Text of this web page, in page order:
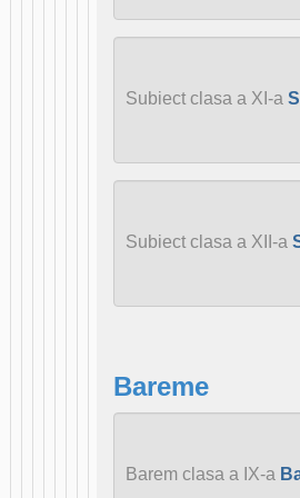
Subiect clasa a XI-a
Subiect clasa a XII-a
Bareme
Barem clasa a IX-a